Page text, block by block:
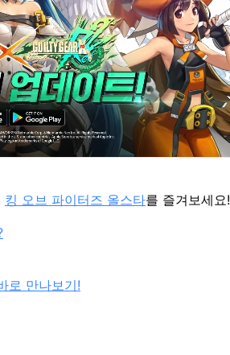
킹 오브 파이터즈 올스타를 즐겨보세요!
로 만나보기!